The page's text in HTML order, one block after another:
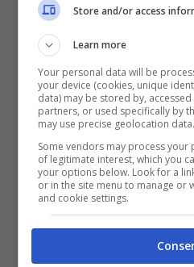
spettacoli e giochi di
Apertura: dal 24
2018.
Lovanio. Stupenda
i suoi edifici in stile
Lovanio, a mezz’ora
organizza un
natalizio, con chalet
un villaggio d Natale
Store and/or access
Learn more
Your personal data will be
your device (cookies, unique
data) may be stored by,
partners, or used specifically by
may use precise geolocation data.
Some vendors may process
of legitimate interest, which you
your options below. Look for a
or in the site menu to manage or
and cookie settings.